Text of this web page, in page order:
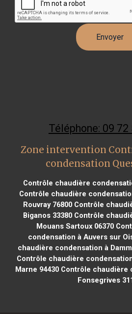
Téléphone: 09 72
Zone intervention
condensation
Contrôle chaudière
Contrôle chaudière
Rouvray 76800Contrôle
Biganos 33380Contrôle
Mouans Sartoux 06370
condensation à Auvers sur
chaudière condensation à
Contrôle chaudière
Marne 94430 Contrôle chaudière
Fonsegrives